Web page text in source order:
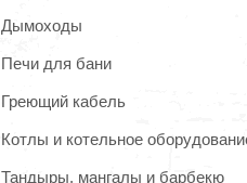
Дымоходы
Печи для бани
Греющий кабель
Котлы и котельное
Тандыры, мангалы и барбекю